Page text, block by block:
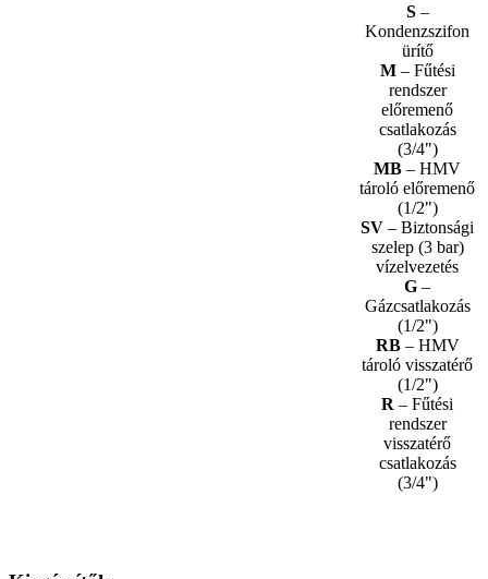
S–
Kondenzszifon
ürítő
M– Fűtési
rendszer
előremenő
csatlakozás
(3/4")
MB – HMV
tároló előremenő
(1/2")
SV – Biztonsági
szelep (3 bar)
vízelvezetés
G –
Gázcsatlakozás
(1/2")
RB– HMV
tároló visszatérő
(1/2")
R – Fűtési
rendszer
visszatérő
csatlakozás
(3/4")